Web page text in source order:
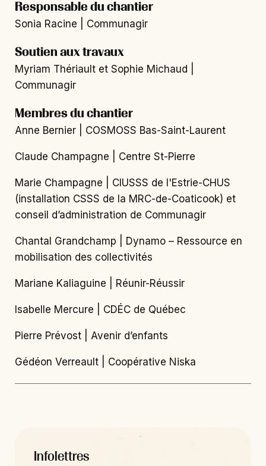
Responsable du chantier
Sonia Racine | Communagir
Soutien aux travaux
Myriam Thériault et Sophie Michaud |
Communagir
Membres du chantier
Anne Bernier | COSMOSS Bas-Saint-Laurent
Claude Champagne | Centre St-Pierre
Marie Champagne | CIUSSS de l'Estrie-CHUS
(installation CSSS de la MRC-de-Coaticook) et
conseil d’administration de Communagir
Chantal Grandchamp | Dynamo – Ressource en
mobilisation des collectivités
Mariane Kaliaguine | Réunir-Réussir
Isabelle Mercure | CDÉC de Québec
Pierre Prévost | Avenir d’enfants
Gédéon Verreault | Coopérative Niska
Infolettres